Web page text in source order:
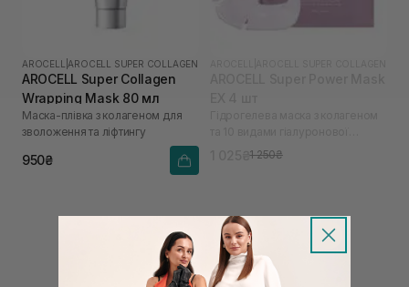
AROCELL AROCELL SUPER COLLAGEN
AROCELL Super Collagen
Wrapping Mask 80 мл
Маска-плівка з колагеном для
зволоження та ліфтингу
950₴
кислоти
1 025₴1 250₴